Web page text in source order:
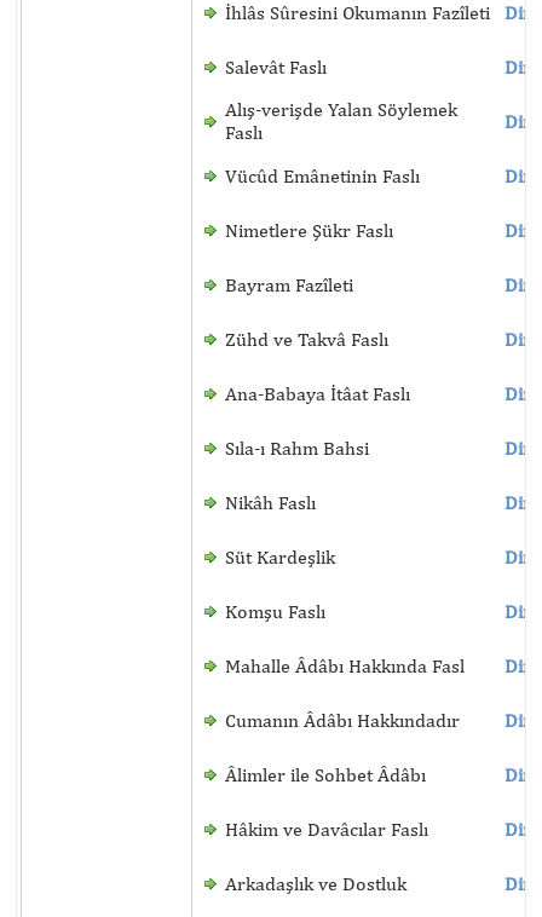
İhlâs Sûresini Okumanın Fazîleti
Salevât Faslı
Alış-verişde Yalan Söylemek
Faslı
Vücûd Emânetinin Faslı
Nimetlere Şükr Faslı
Bayram Fazîleti
Zühd ve Takvâ Faslı
Ana-Babaya İtâat Faslı
Sıla-ı Rahm Bahsi
Nikâh Faslı
Süt Kardeşlik
Komşu Faslı
Mahalle Âdâbı Hakkında Fasl
Cumanın Âdâbı Hakkındadır
Âlimler ile Sohbet Âdâbı
Hâkim ve Davâcılar Faslı
Arkadaşlık ve Dostluk